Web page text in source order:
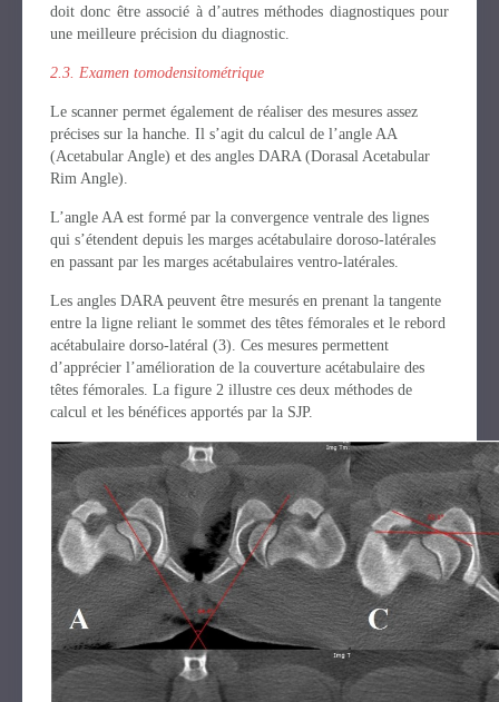
doit donc être associé à d’autres méthodes diagnostiques pour
une meilleure précision du diagnostic.
2.3. Examen tomodensitométrique
Le scanner permet également de réaliser des mesures assez
précises sur la hanche. Il s’agit du calcul de l’angle AA
(Acetabular Angle) et des angles DARA (Dorasal Acetabular
Rim Angle).
L’angle AA est formé par la convergence ventrale des lignes
qui s’étendent depuis les marges acétabulaire doroso-latérales
en passant par les marges acétabulaires ventro-latérales.
Les angles DARA peuvent être mesurés en prenant la tangente
entre la ligne reliant le sommet des têtes fémorales et le rebord
acétabulaire dorso-latéral (3). Ces mesures permettent
d’apprécier l’amélioration de la couverture acétabulaire des
têtes fémorales. La figure 2 illustre ces deux méthodes de
calcul et les bénéfices apportés par la SJP.